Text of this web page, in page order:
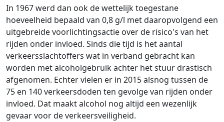
In 1967 werd dan ook de wettelijk toegestane
hoeveelheid bepaald van 0,8 g/l met daaropvolgend een
uitgebreide voorlichtingsactie over de risico's van het
rijden onder invloed. Sinds die tijd is het aantal
verkeersslachtoffers wat in verband gebracht kan
worden met alcoholgebruik achter het stuur drastisch
afgenomen. Echter vielen er in 2015 alsnog tussen de
75 en 140 verkeersdoden ten gevolge van rijden onder
invloed. Dat maakt alcohol nog altijd een wezenlijk
gevaar voor de verkeersveiligheid.